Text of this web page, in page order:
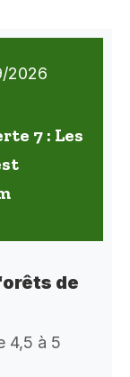
2026
7 : Les
de
4,5 à 5